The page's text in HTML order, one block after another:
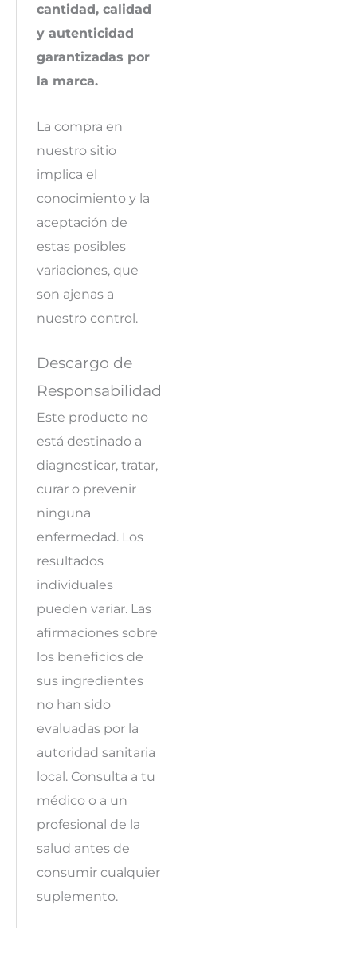
cantidad, calidad
y autenticidad
garantizadas por
la marca.
La compra en
nuestro sitio
implica el
conocimiento y la
aceptación de
estas posibles
variaciones, que
son ajenas a
nuestro control.
Descargo de
Responsabilidad
Este producto no
está destinado a
diagnosticar, tratar,
curar o prevenir
ninguna
enfermedad. Los
resultados
individuales
pueden variar. Las
afirmaciones sobre
los beneficios de
sus ingredientes
no han sido
evaluadas por la
autoridad sanitaria
local. Consulta a tu
médico o a un
profesional de la
salud antes de
consumir cualquier
suplemento.